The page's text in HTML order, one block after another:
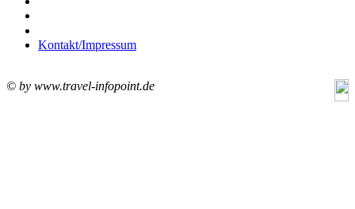
Kontakt/Impressum
© by www.travel-infopoint.de